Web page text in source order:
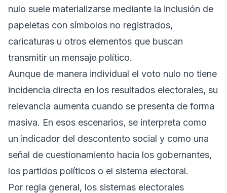
nulo suele materializarse mediante la inclusión de
papeletas con símbolos no registrados,
caricaturas u otros elementos que buscan
transmitir un mensaje político.
Aunque de manera individual el voto nulo no tiene
incidencia directa en los resultados electorales, su
relevancia aumenta cuando se presenta de forma
masiva. En esos escenarios, se interpreta como
un indicador del descontento social y como una
señal de cuestionamiento hacia los gobernantes,
los partidos políticos o el sistema electoral.
Por regla general, los sistemas electorales